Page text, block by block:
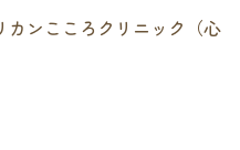
ンこころクリニック（心